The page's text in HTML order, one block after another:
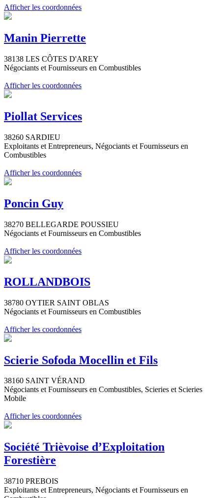
Afficher les coordonnées
Manin Pierrette
38138 LES CÔTES D'AREY
Négociants et Fournisseurs en Combustibles
Afficher les coordonnées
Piollat Services
38260 SARDIEU
Exploitants et Entrepreneurs, Négociants et Fournisseurs en
Combustibles
Afficher les coordonnées
Poncin Guy
38270 BELLEGARDE POUSSIEU
Négociants et Fournisseurs en Combustibles
Afficher les coordonnées
ROLLANDBOIS
38780 OYTIER SAINT OBLAS
Négociants et Fournisseurs en Combustibles
Afficher les coordonnées
Scierie Sofoda Mocellin et Fils
38160 SAINT VÉRAND
Négociants et Fournisseurs en Combustibles, Scieries et Scieries
Mobile
Afficher les coordonnées
Société Trièvoise d’Exploitation
Forestière
38710 PREBOIS
Exploitants et Entrepreneurs, Négociants et Fournisseurs en